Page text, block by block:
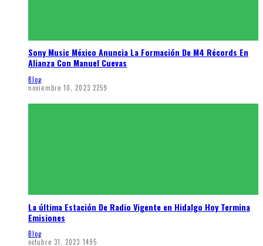
Sony Music México Anuncia La Formación De M4 Récords En
Alianza Con Manuel Cuevas
Blog
noviembre 10, 2023 2259
La última Estación De Radio Vigente en Hidalgo Hoy Termina
Emisiones
Blog
octubre 31, 2023 1495